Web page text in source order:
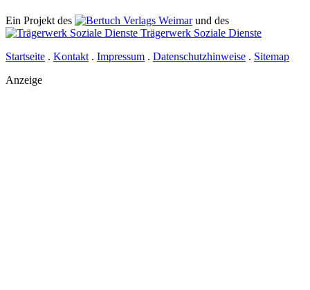
Ein Projekt des Verlags Weimarund des
Trägerwerk Soziale Dienste
Startseite . Kontakt . Impressum . Datenschutzhinweise . Sitemap
Anzeige